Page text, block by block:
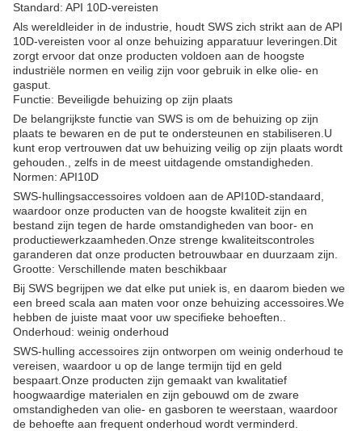
Standard: API 10D-vereisten
Als wereldleider in de industrie, houdt SWS zich strikt aan de API
10D-vereisten voor al onze behuizing apparatuur leveringen.Dit
zorgt ervoor dat onze producten voldoen aan de hoogste
industriële normen en veilig zijn voor gebruik in elke olie- en
gasput.
Functie: Beveiligde behuizing op zijn plaats
De belangrijkste functie van SWS is om de behuizing op zijn
plaats te bewaren en de put te ondersteunen en stabiliseren.U
kunt erop vertrouwen dat uw behuizing veilig op zijn plaats wordt
gehouden., zelfs in de meest uitdagende omstandigheden.
Normen: API10D
SWS-hullingsaccessoires voldoen aan de API10D-standaard,
waardoor onze producten van de hoogste kwaliteit zijn en
bestand zijn tegen de harde omstandigheden van boor- en
productiewerkzaamheden.Onze strenge kwaliteitscontroles
garanderen dat onze producten betrouwbaar en duurzaam zijn.
Grootte: Verschillende maten beschikbaar
Bij SWS begrijpen we dat elke put uniek is, en daarom bieden we
een breed scala aan maten voor onze behuizing accessoires.We
hebben de juiste maat voor uw specifieke behoeften..
Onderhoud: weinig onderhoud
SWS-hulling accessoires zijn ontworpen om weinig onderhoud te
vereisen, waardoor u op de lange termijn tijd en geld
bespaart.Onze producten zijn gemaakt van kwalitatief
hoogwaardige materialen en zijn gebouwd om de zware
omstandigheden van olie- en gasboren te weerstaan, waardoor
de behoefte aan frequent onderhoud wordt verminderd.